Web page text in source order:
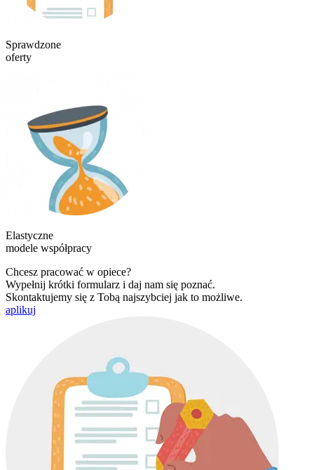
Sprawdzone
oferty
Elastyczne
modele współpracy
Chcesz pracować w opiece?
Wypełnij krótki formularz i daj nam się poznać.
Skontaktujemy się z Tobą najszybciej jak to możliwe.
aplikuj